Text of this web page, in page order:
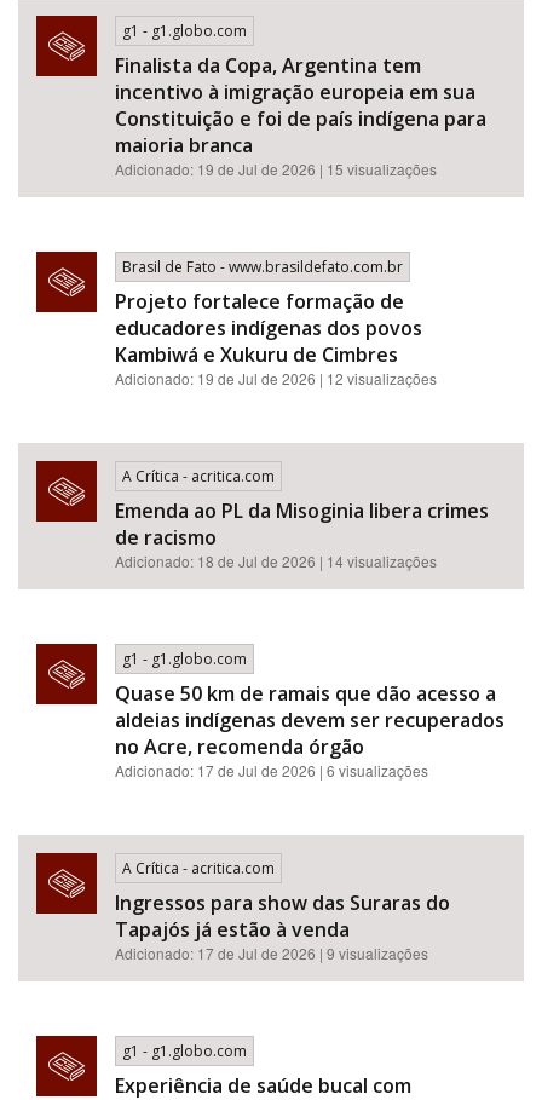
g1 - g1.globo.com
Finalista da Copa, Argentina tem
incentivo à imigração europeia em sua
Constituição e foi de país indígena para
maioria branca
Adicionado: 19 de Jul de 2026 | 15 visualizações
Brasil de Fato - www.brasildefato.com.br
Projeto fortalece formação de
educadores indígenas dos povos
Kambiwá e Xukuru de Cimbres
Adicionado: 19 de Jul de 2026 | 12 visualizações
A Crítica - acritica.com
Emenda ao PL da Misoginia libera crimes
de racismo​​​​​​​​​​​​​​​​​​​​​​​​​​​​​​​​​​​​​​​​​​
Adicionado: 18 de Jul de 2026 | 14 visualizações
g1 - g1.globo.com
Quase 50 km de ramais que dão acesso a
aldeias indígenas devem ser recuperados
no Acre, recomenda órgão
Adicionado: 17 de Jul de 2026 | 6 visualizações
A Crítica - acritica.com
Ingressos para show das Suraras do
Tapajós já estão à venda
Adicionado: 17 de Jul de 2026 | 9 visualizações
g1 - g1.globo.com
Experiência de saúde bucal com